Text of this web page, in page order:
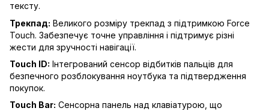
тексту.
Трекпад: Великого розміру трекпад з підтримкою Force
Touch. Забезпечує точне управління і підтримує різні
жести для зручності навігації.
Touch ID: Інтегрований сенсор відбитків пальців для
безпечного розблокування ноутбука та підтвердження
покупок.
Touch Bar: Сенсорна панель над клавіатурою, що